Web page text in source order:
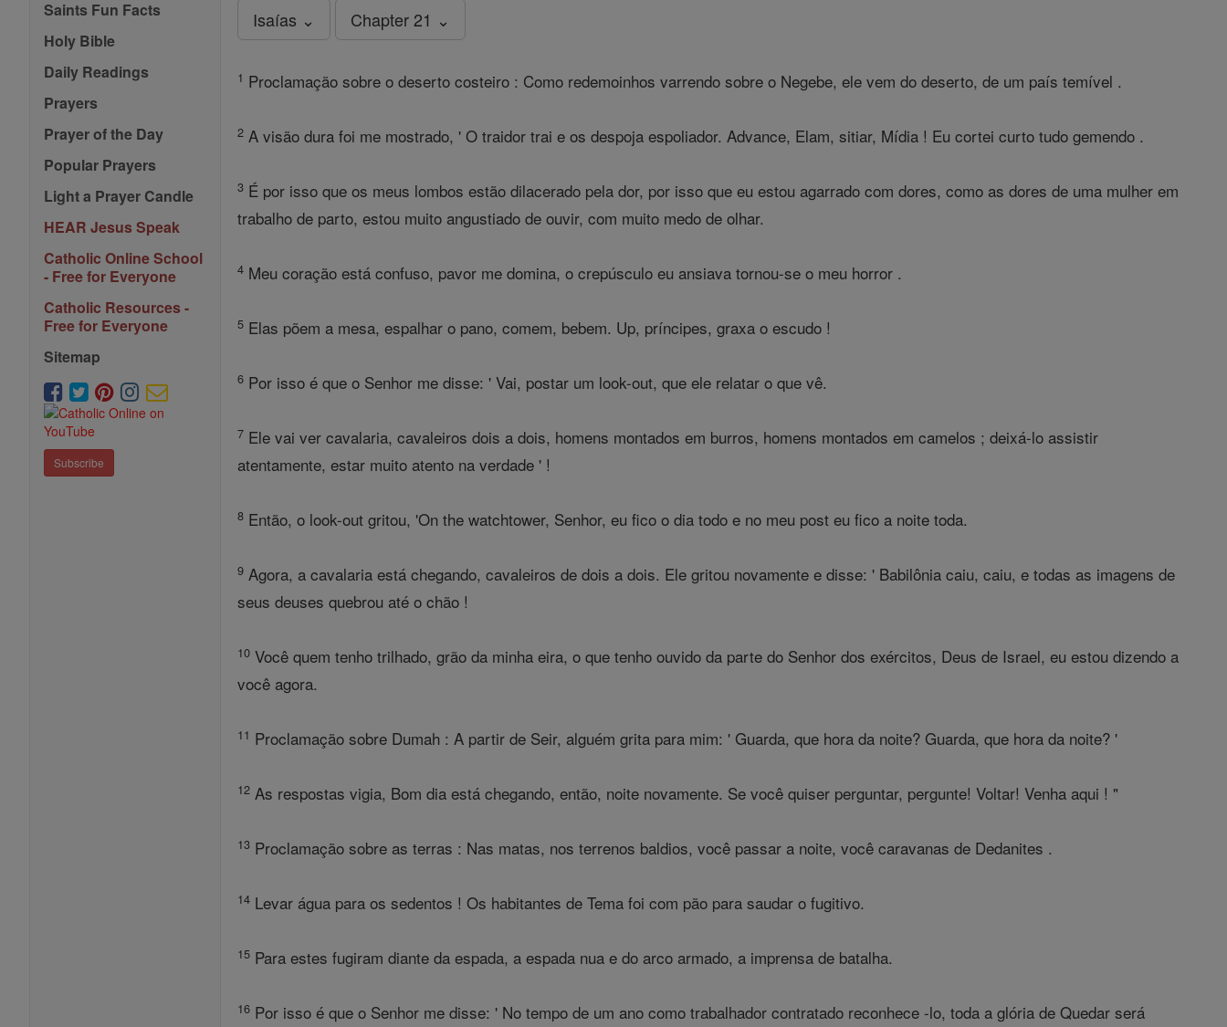
Saints Fun Facts
Holy Bible
Daily Readings
Prayers
Prayer of the Day
Popular Prayers
Light a Prayer Candle
HEAR Jesus Speak
Catholic Online School
- Free for Everyone
Catholic Resources -
Free for Everyone
Sitemap
Subscribe
Isaías ⌄ Chapter 21 ⌄
1 Proclamação sobre o deserto costeiro : Como redemoinhos varrendo sobre o Negebe, ele vem do deserto, de um país temível .
2 A visão dura foi me mostrado, ' O traidor trai e os despoja espoliador. Advance, Elam, sitiar, Mídia ! Eu cortei curto tudo gemendo .
3 É por isso que os meus lombos estão dilacerado pela dor, por isso que eu estou agarrado com dores, como as dores de uma mulher em
trabalho de parto, estou muito angustiado de ouvir, com muito medo de olhar.
4 Meu coração está confuso, pavor me domina, o crepúsculo eu ansiava tornou-se o meu horror .
5 Elas põem a mesa, espalhar o pano, comem, bebem. Up, príncipes, graxa o escudo !
6 Por isso é que o Senhor me disse: ' Vai, postar um look-out, que ele relatar o que vê.
7 Ele vai ver cavalaria, cavaleiros dois a dois, homens montados em burros, homens montados em camelos ; deixá-lo assistir
atentamente, estar muito atento na verdade ' !
8 Então, o look-out gritou, 'On the watchtower, Senhor, eu fico o dia todo e no meu post eu fico a noite toda.
9 Agora, a cavalaria está chegando, cavaleiros de dois a dois. Ele gritou novamente e disse: ' Babilônia caiu, caiu, e todas as imagens de
seus deuses quebrou até o chão !
10 Você quem tenho trilhado, grão da minha eira, o que tenho ouvido da parte do Senhor dos exércitos, Deus de Israel, eu estou dizendo a
você agora.
11 Proclamação sobre Dumah : A partir de Seir, alguém grita para mim: ' Guarda, que hora da noite? Guarda, que hora da noite? '
12 As respostas vigia, Bom dia está chegando, então, noite novamente. Se você quiser perguntar, pergunte! Voltar! Venha aqui ! "
13 Proclamação sobre as terras : Nas matas, nos terrenos baldios, você passar a noite, você caravanas de Dedanites .
14 Levar água para os sedentos ! Os habitantes de Tema foi com pão para saudar o fugitivo.
15 Para estes fugiram diante da espada, a espada nua e do arco armado, a imprensa de batalha.
16 Por isso é que o Senhor me disse: ' No tempo de um ano como trabalhador contratado reconhece -lo, toda a glória de Quedar será